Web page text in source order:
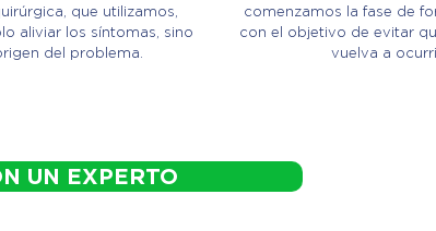
que utilizamos,
aliviar los síntomas, sino
del problema.
comenzamos la fase de
con el objetivo de evitar
vuelva a
UN EXPERTO